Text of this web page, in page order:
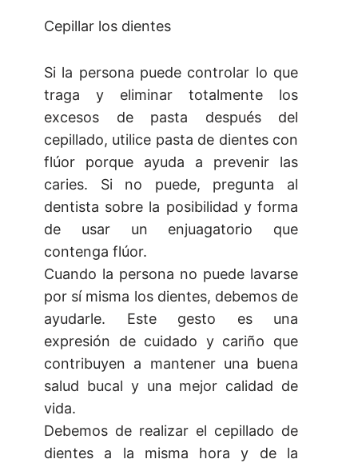
Cepillar los dientes
Si la persona puede controlar lo que
traga y eliminar totalmente los
excesos de pasta después del
cepillado, utilice pasta de dientes con
flúor porque ayuda a prevenir las
caries. Si no puede, pregunta al
dentista sobre la posibilidad y forma
de usar un enjuagatorio que
contenga flúor.
Cuando la persona no puede lavarse
por sí misma los dientes, debemos de
ayudarle. Este gesto es una
expresión de cuidado y cariño que
contribuyen a mantener una buena
salud bucal y una mejor calidad de
vida.
Debemos de realizar el cepillado de
dientes a la misma hora y de la